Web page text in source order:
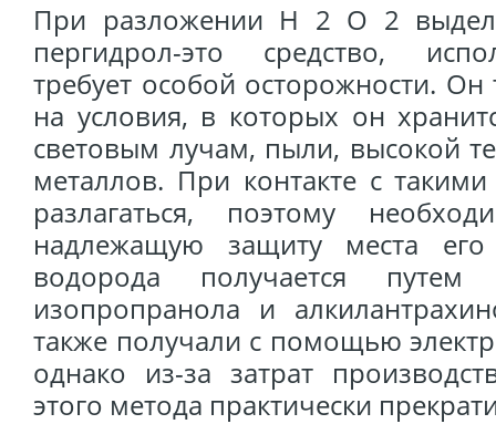
При разложении H 2 O 2
пергидрол-это средство,
требует особой осторожности. Он
на условия, в которых он
световым лучам, пыли, высокой
металлов. При контакте с
разлагаться, поэтому
надлежащую защиту места его
водорода получается путем
изопропранола и
также получали с помощью
однако из-за затрат
этого метода практически